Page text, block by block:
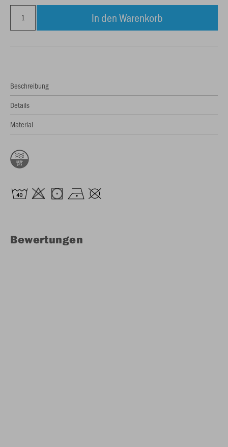
In den Warenkorb
Beschreibung
Details
Material
Bewertungen